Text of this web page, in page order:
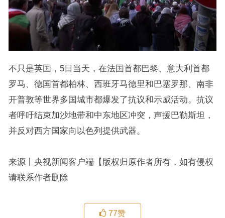
不只是英国，5日当天，在法国首都巴黎、意大利首都
罗马、德国首都柏林、西班牙马德里和巴塞罗那、南非
开普敦等世界多国城市都爆发了抗议和示威活动。抗议
者呼吁结束加沙地带和中东地区冲突，声援巴勒斯坦，
并反对西方国家向以色列提供武器。
来源丨央视新闻客户端【版权归原作者所有，如有侵权
请联系作者删除
77赞